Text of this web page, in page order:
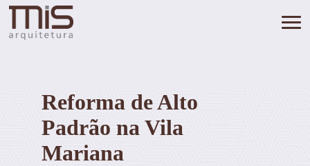
Reforma de Alto
Padrão na Vila
Mariana